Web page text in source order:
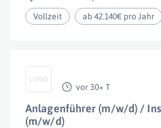
Vollzeit ab 42.140€ pro Jahr
vor 30+ T
Anlagenführer (m/w/d) /
(m/w/d)